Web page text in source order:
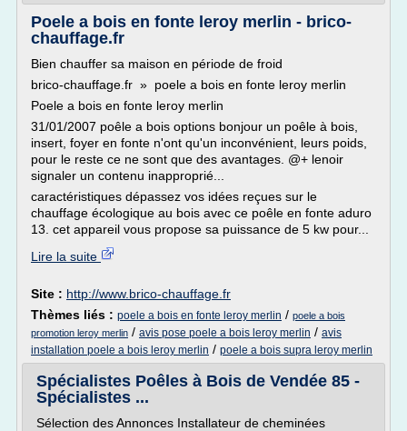
Poele a bois en fonte leroy merlin - brico-
chauffage.fr
Bien chauffer sa maison en période de froid
brico-chauffage.fr » poele a bois en fonte leroy merlin
Poele a bois en fonte leroy merlin
31/01/2007 poêle a bois options bonjour un poêle à bois,
insert, foyer en fonte n'ont qu'un inconvénient, leurs poids,
pour le reste ce ne sont que des avantages. @+ lenoir
signaler un contenu inapproprié...
caractéristiques dépassez vos idées reçues sur le
chauffage écologique au bois avec ce poêle en fonte aduro
13. cet appareil vous propose sa puissance de 5 kw pour...
Lire la suite
Site : http://www.brico-chauffage.fr
Thèmes liés : poele a bois en fonte leroy merlin / poele a bois
promotion leroy merlin / avis pose poele a bois leroy merlin / avis
installation poele a bois leroy merlin / poele a bois supra leroy merlin
Spécialistes Poêles à Bois de Vendée 85 -
Spécialistes ...
Sélection des Annonces Installateur de cheminées